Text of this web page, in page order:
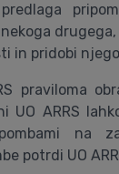
in pridobi
praviloma
UO ARRS
na
potrdi UO